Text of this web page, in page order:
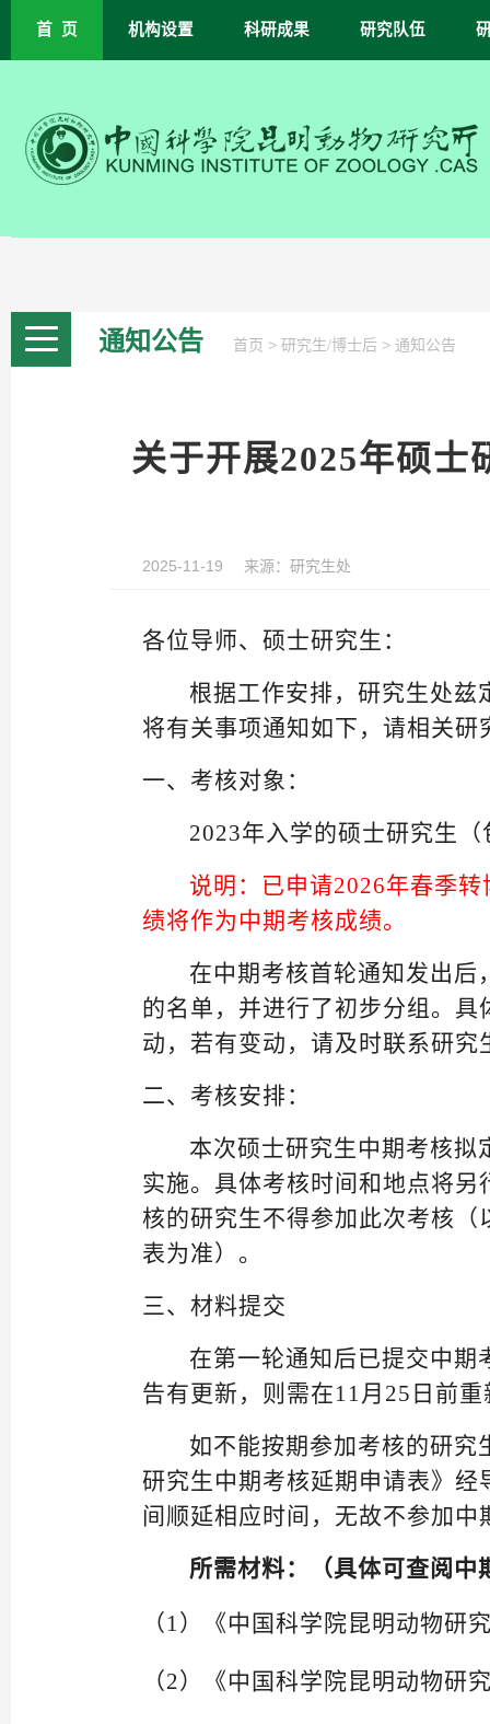
首 页 机构设置 科研成果 研究队伍
通知公告 首页 > 研究生/博士后 > 通知公告
关于开展2025年硕士
2025-11-19 来源： 研究生处
各位导师、 硕士研究生：
根据工作安排，研究生处兹
将有关事项通知如下，请相关
一、 考核对象：
2023年入学的硕士研究生 （
说明：已申请2026年春季
绩将作为中期考核成绩。
在中期考核首轮通知发出
的名单，并进行了初步分组。具
动，若有变动，请及时联系研究
二、考核安排：
本次硕士研究生中期考核拟
实施。具体考核时间和地点将另
核的研究生不得参加此次考核（
表为准）。
三、 材料提交
在第一轮通知后已提交中
告有更新，则需在11月25日前
如不能按期参加考核的研究
研究生中期考核延期申请表》 经
间顺延相应时间，无故不参加
所需材料：（具体可查阅中
（1） 《中国科学院昆明动物研
（2） 《中国科学院昆明动物研